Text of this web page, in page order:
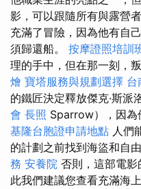
影，可以跟隨所有與露營
充滿了冒險，因為他有自
須歸還船。 按摩證照培訓
理的手中，但在那一刻，
燴 寶塔服務與規劃選擇 台
的鐵匠決定釋放傑克·斯派
會 長照 Sparrow），因為
基隆台胞證申請地點 人們
的計劃之前找到海盜和自
務 安養院 否則，這部電
此我們建議您查看充滿海